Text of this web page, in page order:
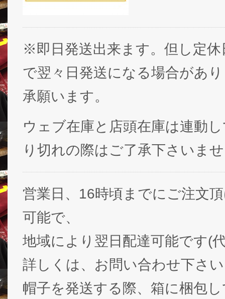
※即日発送出来ます。但し定休
で翌々日発送になる場合があ
承願います。
ウェブ在庫と店頭在庫は連動
り切れの際はご了承下さいま
営業日、16時頃までにご注文
可能で、
地域により翌日配達可能です(
詳しくは、お問い合わせ下さ
帽子を発送する際、箱に梱包